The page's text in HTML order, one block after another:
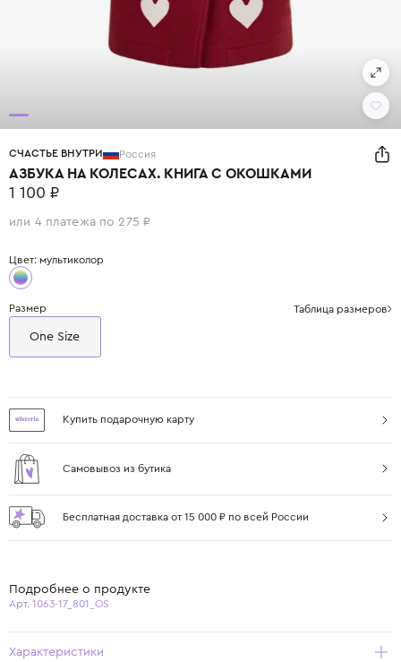
СЧАСТЬЕ ВНУТРИ Россия
АЗБУКА НА КОЛЕСАХ. КНИГА С ОКОШКАМИ
1 100 ₽
или 4 платежа по 275 ₽
Цвет: мультиколор
Размер Таблица размеров
One Size
Купить подарочную карту
Самовывоз из бутика
Бесплатная доставка от 15 000 ₽ по всей России
Подробнее о продукте
Арт. 1063-17_801_OS
Характеристики